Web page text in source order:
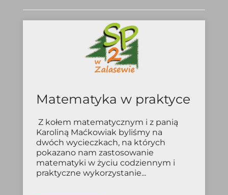
Matematyka w praktyce
Z kołem matematycznym i z panią
Karoliną Maćkowiak byliśmy na
dwóch wycieczkach, na których
pokazano nam zastosowanie
matematyki w życiu codziennym i
praktyczne wykorzystanie...
StronaStrona